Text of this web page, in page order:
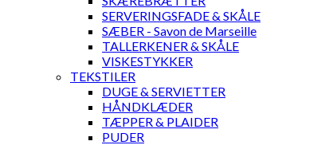
SERVERINGSFADE & SKÅLE
SÆBER - Savon de Marseille
TALLERKENER & SKÅLE
VISKESTYKKER
TEKSTILER
DUGE & SERVIETTER
HÅNDKLÆDER
TÆPPER & PLAIDER
PUDER